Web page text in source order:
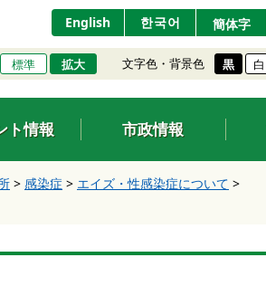
English 한국어 簡体字
標準 拡大 文字色・背景色 黒 白
ト情報 市政情報
> 感染症 > エイズ・性感染症について >